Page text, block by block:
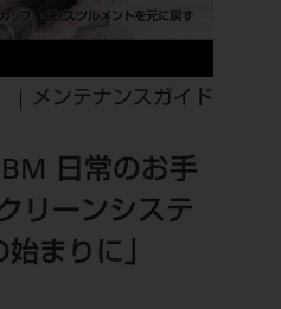
メンテナンスガイド
日常のお手
リーンシステ
まりに」